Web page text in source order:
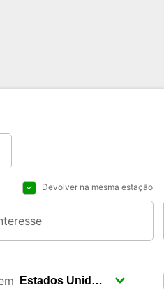
Devolver na mesma estação